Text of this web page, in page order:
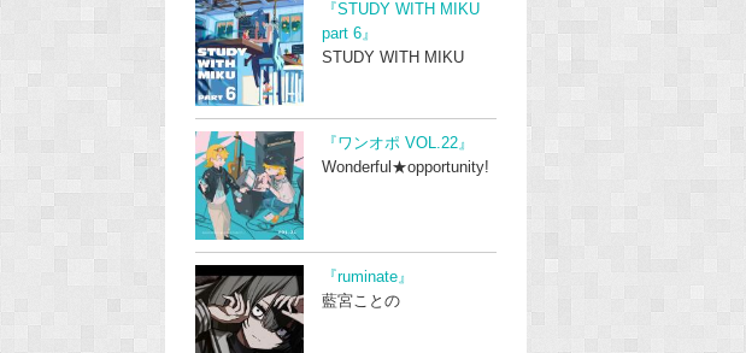
『STUDY WITH MIKU
part 6』
STUDY WITH MIKU
『ワンオポ VOL.22』
Wonderful★opportunity!
『ruminate』
藍宮ことの